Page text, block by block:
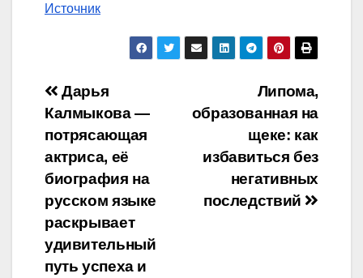
Источник
Навигация
по
записям
Липома,
образованная на
щеке: как
избавиться без
негативных
последствий
Дарья
Калмыкова —
потрясающая
актриса, её
биография на
русском языке
раскрывает
удивительный
путь успеха и